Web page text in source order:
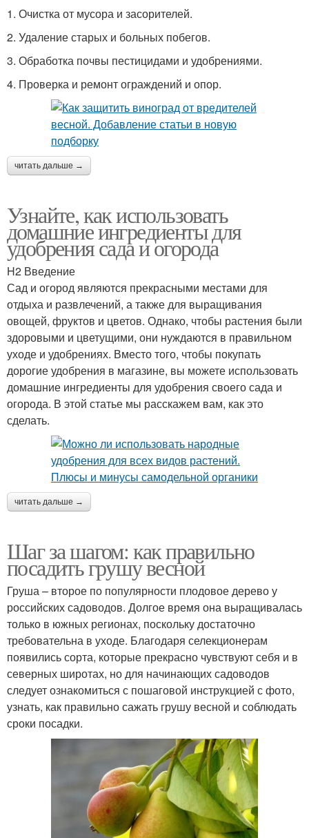
1. Очистка от мусора и засорителей.
2. Удаление старых и больных побегов.
3. Обработка почвы пестицидами и удобрениями.
4. Проверка и ремонт ограждений и опор.
читать дальше →
Узнайте, как использовать
домашние ингредиенты для
удобрения сада и огорода
H2 Введение
Сад и огород являются прекрасными местами для
отдыха и развлечений, а также для выращивания
овощей, фруктов и цветов. Однако, чтобы растения были
здоровыми и цветущими, они нуждаются в правильном
уходе и удобрениях. Вместо того, чтобы покупать
дорогие удобрения в магазине, вы можете использовать
домашние ингредиенты для удобрения своего сада и
огорода. В этой статье мы расскажем вам, как это
сделать.
читать дальше →
Шаг за шагом: как правильно
посадить грушу весной
Груша – второе по популярности плодовое дерево у
российских садоводов. Долгое время она выращивалась
только в южных регионах, поскольку достаточно
требовательна в уходе. Благодаря селекционерам
появились сорта, которые прекрасно чувствуют себя и в
северных широтах, но для начинающих садоводов
следует ознакомиться с пошаговой инструкцией с фото,
узнать, как правильно сажать грушу весной и соблюдать
сроки посадки.